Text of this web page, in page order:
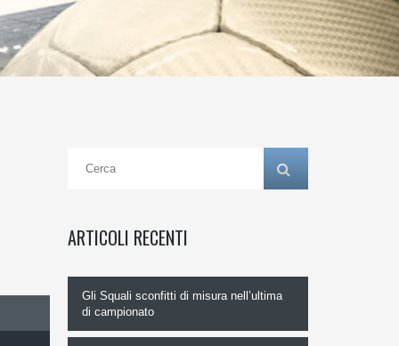
ARTICOLI RECENTI
Gli Squali sconfitti di misura nell’ultima
di campionato